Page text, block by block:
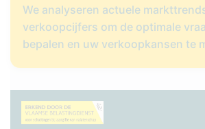
We analyseren actuele
verkoopcijfers om de optimale
bepalen en uw verkoopkansen te